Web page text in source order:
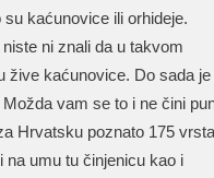
su kaćunovice ili orhideje.
ni znali da u takvom
žive kaćunovice. Do sada je
vam se to i ne čini
Hrvatsku poznato 175 vrsta
na umu tu činjenicu kao i